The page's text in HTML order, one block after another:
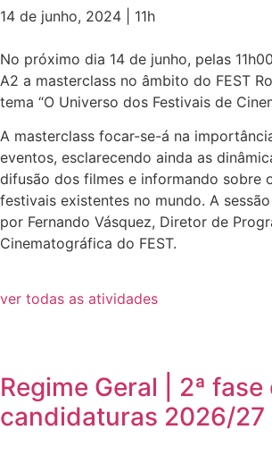
14 de junho, 2024 | 11h
No próximo dia 14 de junho, pelas
A2 a masterclass no âmbito do FEST
tema “O Universo dos Festivais de
A masterclass focar-se-á na
eventos, esclarecendo ainda as
difusão dos filmes e informando sobre
festivais existentes no mundo. A
por Fernando Vásquez, Diretor de
Cinematográfica do FEST.
ver todas as atividades
Regime Geral | 2ª fase
candidaturas 2026/27